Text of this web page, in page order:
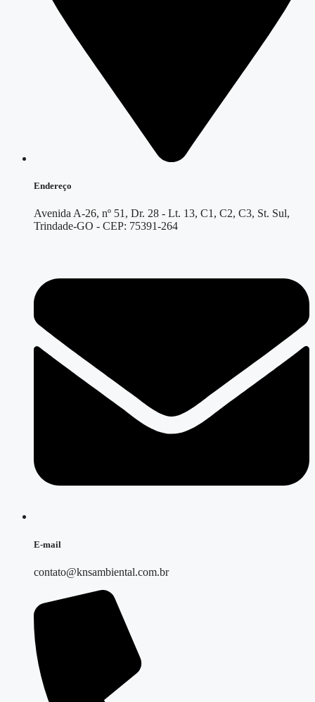
Endereço
Avenida A-26, nº 51, Dr. 28 - Lt. 13, C1, C2, C3, St. Sul,
Trindade-GO - CEP: 75391-264
E-mail
contato@knsambiental.com.br